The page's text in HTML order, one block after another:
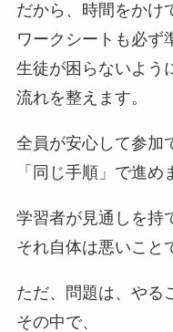
だから、時間をかけ
ワークシートも必ず
生徒が困らないよう
流れを整えます。
全員が安心して参加
「同じ手順」で進め
学習者が見通しを持
それ自体は悪いこと
ただ、問題は、やる
その中で、